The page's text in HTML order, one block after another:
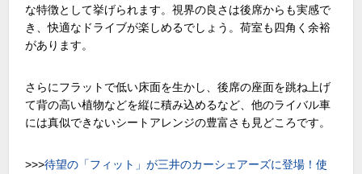
な特徴として挙げられます。視界の良さは後席からも実感で
き、快適なドライブが楽しめるでしょう。荷室も四角く余裕
があります。
さらにフラットで低い床面を生かし、後席の座面を跳ね上げ
て背の高い植物などを縦に積み込めるなど、他のライバル車
には真似できないシートアレンジの豊富さも見どころです。
>>>待望の「フィット」が三井のカーシェアーズに登場！使